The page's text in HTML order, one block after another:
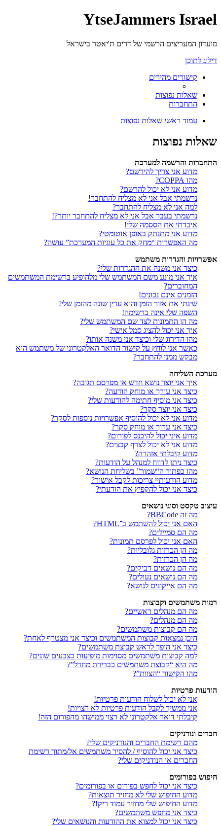
YtseJammers Israel
מועדון המעריצים הרשמי של דרים ת'יאטר בישראל
דילוג לתוכן
קישורים מהירים
שאלות נפוצות
התחברות
עמוד ראשי שאלות נפוצות
שאלות נפוצות
התחברות והרשמה למערכת
מדוע אני צריך להירשם?
מהו COPPA?
מדוע אני לא יכול להרשם?
נרשמתי אבל אני לא מצליח להתחבר!
למה אני לא מצליח להתחבר?
נרשמתי בעבר אבל אני לא מצליח להתחבר יותר?!
איבדתי את הססמה שלי!
מדוע אני מתנתק באופן אוטומטי?
מה האפשרות “מחק את כל עוגיות המערכת” עושה?
אפשרויות והגדרות משתמש
כיצד אני משנה את ההגדרות שלי?
איך אני מונע משם המשתמש שלי מלהופיע ברשימת המשתמשים
המחוברים?
הזמנים אינם נכונים!
שינתי את אזור הזמן והוא עדין שונה מהזמן שלי!
השפה שלי אינה ברשימה!
מה הן התמונות לצד שם המשתמש שלי?
איך אני יכול להציג סמל אישי?
מהו הדירוג שלי וכיצד אני משנה אותו?
כאשר אני לוחץ על קישור הדואר האלקטרוני של משתמש הוא
מבקש ממני להתחבר?
מערכת השליחה
איך אני יוצר נושא חדש או מפרסם תגובה?
כיצד אני עורך או מוחק הודעה?
כיצד אני מוסיף חתימה להודעות שלי?
כיצד אני יוצר סקר?
מדוע אני לא יכול להוסיף אפשרויות נוספות לסקר?
כיצד אני ערוך או מוחק סקר?
מדוע איני יכול להיכנס לפורום?
מדוע אני לא יכול לצרף קבצים?
מדוע קיבלתי אזהרה?
כיצד ניתן לדווח למנהל על הודעות?
מהו כפתור ה“שמור” בשליחת הנושא?
מדוע הודעותיי צריכות לקבל אישור?
כיצד אני יכול להקפיץ את הודעתי?
עיצוב טקסט וסוגי נושאים
מה זה BBCode?
האם אני יכול להשתמש ב־HTML?
מה הם סמיילים?
האם אני יכול לפרסם תמונות?
מה הן הכרזות גלובליות?
מה הן הכרזות?
מה הם נושאים דביקים?
מה הם נושאים נעולים?
מה הם אייקונים לנושא?
רמות משתמשים וקבוצות
מה הם מנהלים ראשיים?
מה הם מנהלים?
מה הם קבוצות משתמשים?
היכן נמצאות קבוצות המשתמשים וכיצד אני מצטרף לאחת?
כיצד אני הופך לראש קבוצת משתמשים?
למה קבוצות משתמשים מסוימות מופיעות בצבעים שונים?
מה היא “קבוצת משתמשים כברירת מחדל”?
מהו הקישור “הצוות”?
הודעות פרטיות
אני לא יכול לשלוח הודעות פרטיות!
אני ממשיך לקבל הודעות פרטיות לא רצויות!
קיבלתי דואר אלקטרוני לא רצוי ממישהו מהפורום הזה!
חברים ונודניקים
מהם רשימת החברים והנודניקים שלי?
כיצד אני יכול להוסיף / להסיר משתמשים אל/מתוך רשימת
החברים או הנודניקים שלי?
חיפוש בפורומים
כיצד אני יכול לחפש בפורום או בפורומים?
מדוע החיפוש שלי לא מחזיר תוצאות?
מדוע החיפוש שלי מחזיר עמוד ריק!?
כיצד אני מחפש משתמשים?
כיצד אני יכול למצוא את ההודעות והנושאים שלי?